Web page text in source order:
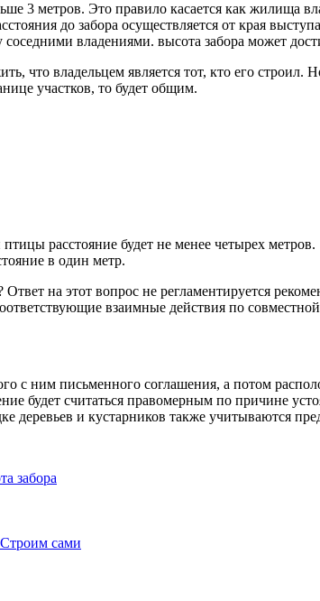
метров. Это правило касается как жилища
до забора осуществляется от края
владениями. высота забора может
что владельцем является тот, кто его строил.
участков, то будет общим.
расстояние будет не менее четырех метров.
в один метр.
на этот вопрос не регламентируется
взаимные действия по
с ним письменного соглашения, а потом
будет считаться правомерным по причине
деревьев и кустарников также учитываются
забора
сами